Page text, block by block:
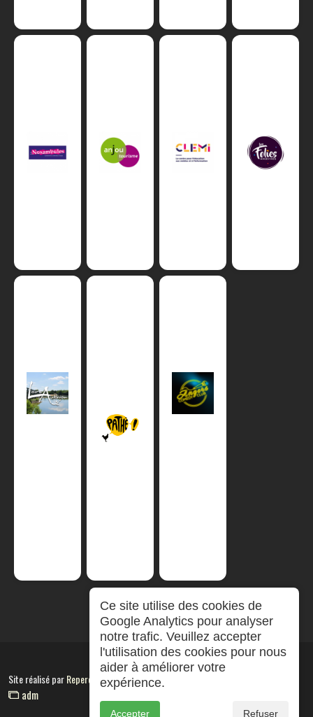
Site réalisé parRepereCom
adm
Ce site utilise des cookies de
Google Analytics pour analyser
notre trafic. Veuillez accepter
l'utilisation des cookies pour nous
aider à améliorer votre
expérience.
Accepter Refuser